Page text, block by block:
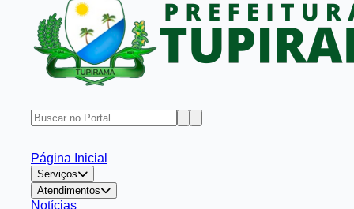
Página Inicial
Serviços
Atendimentos
Notícias